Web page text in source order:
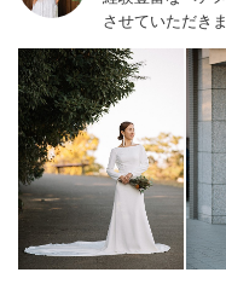
させていただき
し、人生で一番